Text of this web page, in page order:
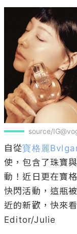
source/
自從寶格麗
使，包含了珠寶
動！近日更在寶
快閃活動，這瓶
近的新歡，快來
Editor/Julie